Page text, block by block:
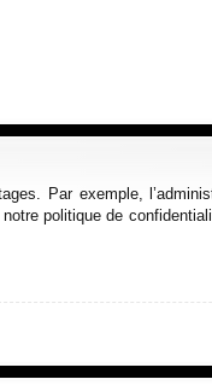
Par exemple,
politique de